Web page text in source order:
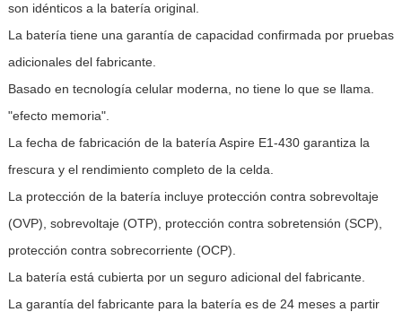
son idénticos a la batería original.
La batería tiene una garantía de capacidad confirmada por pruebas
adicionales del fabricante.
Basado en tecnología celular moderna, no tiene lo que se llama.
"efecto memoria".
La fecha de fabricación de la batería Aspire E1-430 garantiza la
frescura y el rendimiento completo de la celda.
La protección de la batería incluye protección contra sobrevoltaje
(OVP), sobrevoltaje (OTP), protección contra sobretensión (SCP),
protección contra sobrecorriente (OCP).
La batería está cubierta por un seguro adicional del fabricante.
La garantía del fabricante para la batería es de 24 meses a partir